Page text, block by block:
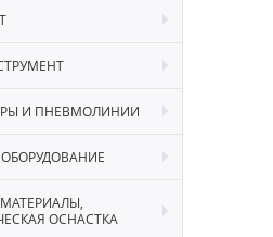
И ПНЕВМОЛИНИИ
ОСНАСТКА